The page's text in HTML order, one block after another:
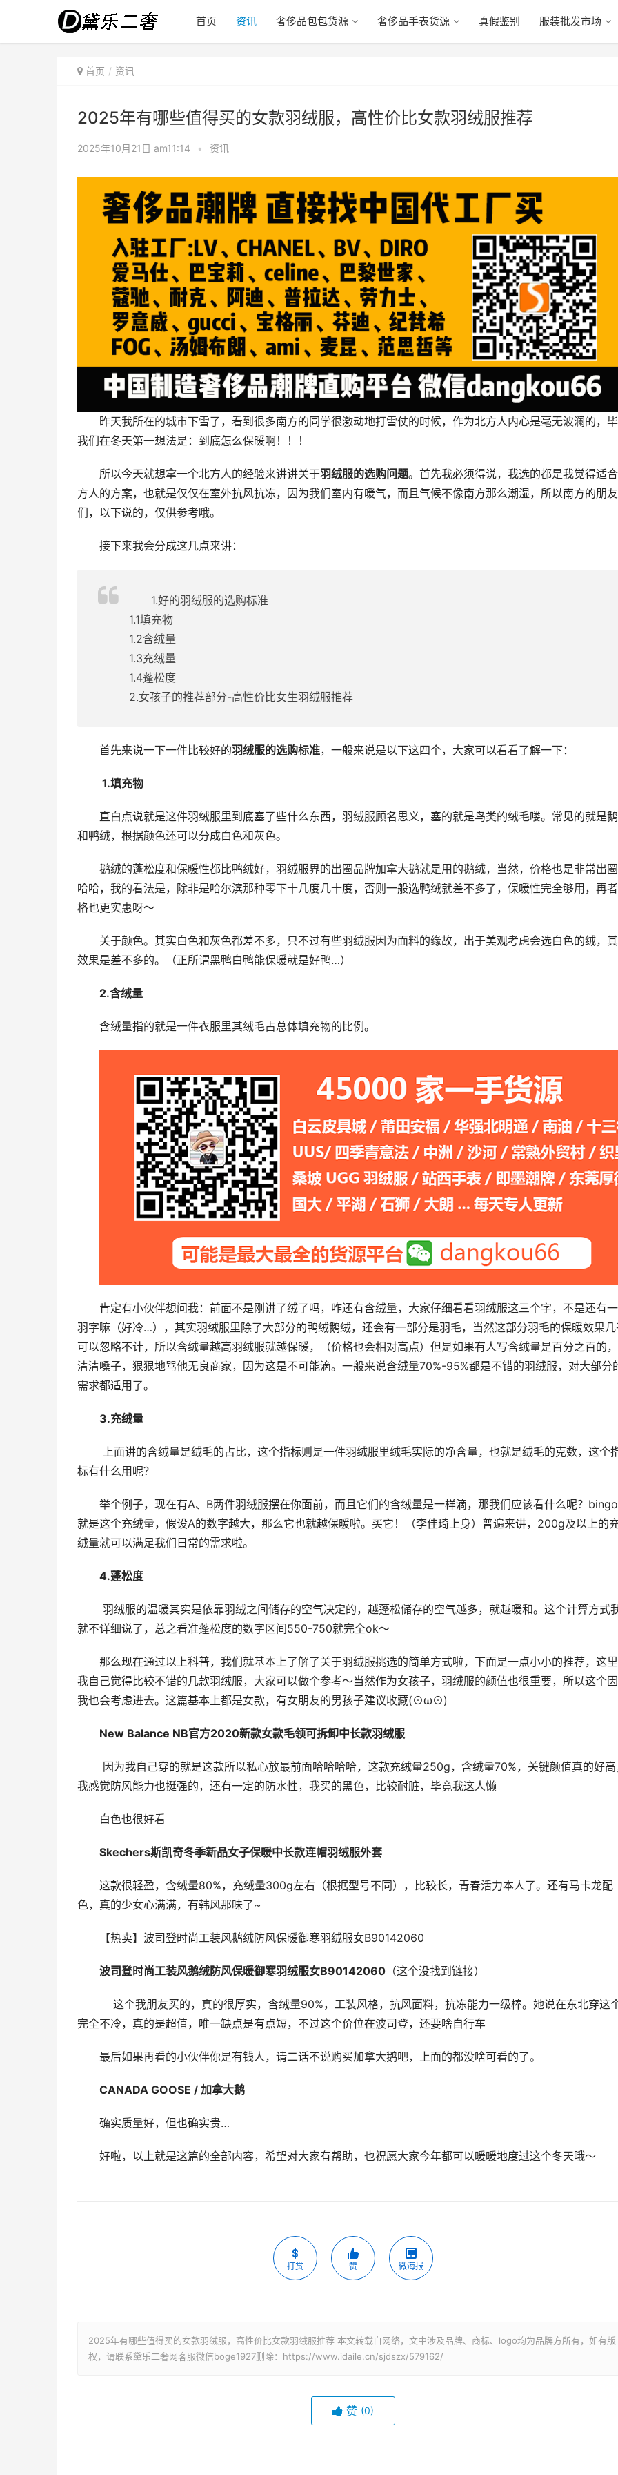
首页 资讯 奢侈品包包货源 奢侈品手表货源 真假鉴别 服装批发市场
首页 资讯
2025年有哪些值得买的女款羽绒服，高性价比女款羽绒服推荐
2025年10月21日 am11:14 • 资讯
昨天我所在的城市下雪了，看到很多南方的同学很激动地打雪仗的时候，作为北方人内心是毫无波澜的，
我们在冬天第一想法是：到底怎么保暖啊！！！
所以今天就想拿一个北方人的经验来讲讲关于羽绒服的选购问题。首先我必须得说，我选的都是我觉得适
方人的方案，也就是仅仅在室外抗风抗冻，因为我们室内有暖气，而且气候不像南方那么潮湿，所以南方的朋友
们，以下说的，仅供参考哦。
接下来我会分成这几点来讲：
1.好的羽绒服的选购标准
1.1填充物
1.2含绒量
1.3充绒量
1.4蓬松度
2.女孩子的推荐部分-高性价比女生羽绒服推荐
首先来说一下一件比较好的羽绒服的选购标准，一般来说是以下这四个，大家可以看看了解一下：
1.填充物
直白点说就是这件羽绒服里到底塞了些什么东西，羽绒服顾名思义，塞的就是鸟类的绒毛喽。常见的就是
和鸭绒，根据颜色还可以分成白色和灰色。
鹅绒的蓬松度和保暖性都比鸭绒好，羽绒服界的出圈品牌加拿大鹅就是用的鹅绒，当然，价格也是非常出
哈哈，我的看法是，除非是哈尔滨那种零下十几度几十度，否则一般选鸭绒就差不多了，保暖性完全够用，再
格也更实惠呀～
关于颜色。其实白色和灰色都差不多，只不过有些羽绒服因为面料的缘故，出于美观考虑会选白色的绒，
效果是差不多的。（正所谓黑鸭白鸭能保暖就是好鸭…）
2.含绒量
含绒量指的就是一件衣服里其绒毛占总体填充物的比例。
肯定有小伙伴想问我：前面不是刚讲了绒了吗，咋还有含绒量，大家仔细看看羽绒服这三个字，不是还有
羽字嘛（好冷…），其实羽绒服里除了大部分的鸭绒鹅绒，还会有一部分是羽毛，当然这部分羽毛的保暖效果
可以忽略不计，所以含绒量越高羽绒服就越保暖，（价格也会相对高点）但是如果有人写含绒量是百分之百的
清清嗓子，狠狠地骂他无良商家，因为这是不可能滴。一般来说含绒量70%-95%都是不错的羽绒服，对大部分
需求都适用了。
3.充绒量
标有什么用呢？
举个例子，现在有A、B两件羽绒服摆在你面前，而且它们的含绒量是一样滴，那我们应该看什么呢？
就是这个充绒量，假设A的数字越大，那么它也就越保暖啦。买它！（李佳琦上身）普遍来讲，200g及以上的
绒量就可以满足我们日常的需求啦。
4.蓬松度
就不详细说了，总之看准蓬松度的数字区间550-750就完全ok～
那么现在通过以上科普，我们就基本上了解了关于羽绒服挑选的简单方式啦，下面是一点小小的推荐，这
我自己觉得比较不错的几款羽绒服，大家可以做个参考～当然作为女孩子，羽绒服的颜值也很重要，所以这个
我也会考虑进去。这篇基本上都是女款，有女朋友的男孩子建议收藏(⊙ω⊙)
New Balance NB官方2020新款女款毛领可拆卸中长款羽绒服
我感觉防风能力也挺强的，还有一定的防水性，我买的黑色，比较耐脏，毕竟我这人懒
白色也很好看
Skechers斯凯奇冬季新品女子保暖中长款连帽羽绒服外套
这款很轻盈，含绒量80%，充绒量300g左右（根据型号不同），比较长，青春活力本人了。还有马卡龙配
色，真的少女心满满，有韩风那味了~
【热卖】波司登时尚工装风鹅绒防风保暖御寒羽绒服女B90142060
波司登时尚工装风鹅绒防风保暖御寒羽绒服女B90142060（这个没找到链接）
完全不冷，真的是超值，唯一缺点是有点短，不过这个价位在波司登，还要啥自行车
最后如果再看的小伙伴你是有钱人，请二话不说购买加拿大鹅吧，上面的都没啥可看的了。
CANADA GOOSE / 加拿大鹅
确实质量好，但也确实贵…
好啦，以上就是这篇的全部内容，希望对大家有帮助，也祝愿大家今年都可以暖暖地度过这个冬天哦～
打赏 赞 微海报
2025年有哪些值得买的女款羽绒服，高性价比女款羽绒服推荐 本文转载自网络，文中涉及品牌、商标、logo均为品牌方所有，如有版
权，请联系黛乐二奢网客服微信boge1927删除：https://www.idaile.cn/sjdszx/579162/
赞 (0)